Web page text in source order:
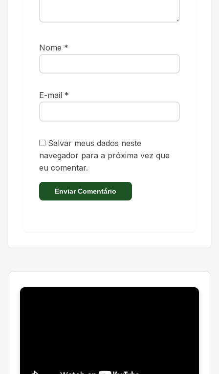
Nome *
E-mail *
Salvar meus dados neste
navegador para a próxima vez que
eu comentar.